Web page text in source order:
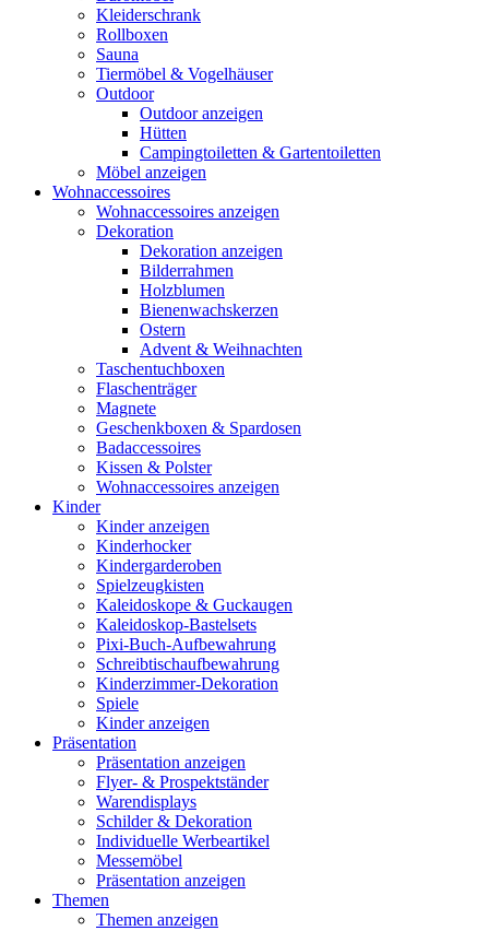
Kleiderschrank
Rollboxen
Sauna
Tiermöbel & Vogelhäuser
Outdoor
Outdoor anzeigen
Hütten
Campingtoiletten & Gartentoiletten
Möbel anzeigen
Wohnaccessoires
Wohnaccessoires anzeigen
Dekoration
Dekoration anzeigen
Bilderrahmen
Holzblumen
Bienenwachskerzen
Ostern
Advent & Weihnachten
Taschentuchboxen
Flaschenträger
Magnete
Geschenkboxen & Spardosen
Badaccessoires
Kissen & Polster
Wohnaccessoires anzeigen
Kinder
Kinder anzeigen
Kinderhocker
Kindergarderoben
Spielzeugkisten
Kaleidoskope & Guckaugen
Kaleidoskop-Bastelsets
Pixi-Buch-Aufbewahrung
Schreibtischaufbewahrung
Kinderzimmer-Dekoration
Spiele
Kinder anzeigen
Präsentation
Präsentation anzeigen
Flyer- & Prospektständer
Warendisplays
Schilder & Dekoration
Individuelle Werbeartikel
Messemöbel
Präsentation anzeigen
Themen
Themen anzeigen